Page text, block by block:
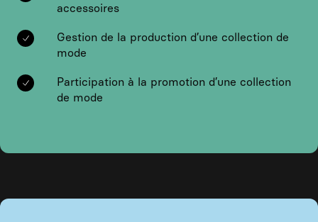
accessoires
Gestion de la production d’une collection de
mode
Participation à la promotion d’une collection
de mode